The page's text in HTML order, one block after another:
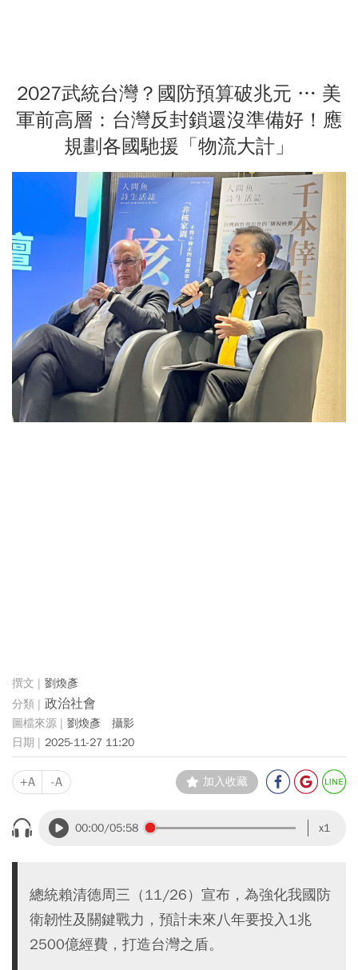
2027武統台灣？國防預算破兆元 … 美
軍前高層：台灣反封鎖還沒準備好！應
規劃各國馳援「物流大計」
劉煥彥
政治社會
劉煥彥 攝影
2025-11-27 11:20
+A -A 加入收藏
00:00/05:58 x1
總統賴清德周三（11/26）宣布，為強化我國防
衛韌性及關鍵戰力，預計未來八年要投入1兆
2500億經費，打造台灣之盾。